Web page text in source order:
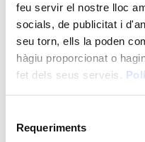
feu servir el nostre lloc
socials, de publicitat i
seu torn, ells la poden
hàgiu proporcionat o
fet dels seus serveis.
Requeriments
RECOMANACIONS
INGREDIENTS
MÈTODE DE